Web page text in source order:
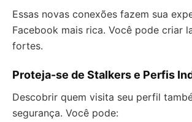
Essas novas conexões fazem sua
Facebook mais rica. Você pode criar
fortes.
Proteja-se de Stalkers e Perfis
Descobrir quem visita seu perfil
segurança. Você pode: